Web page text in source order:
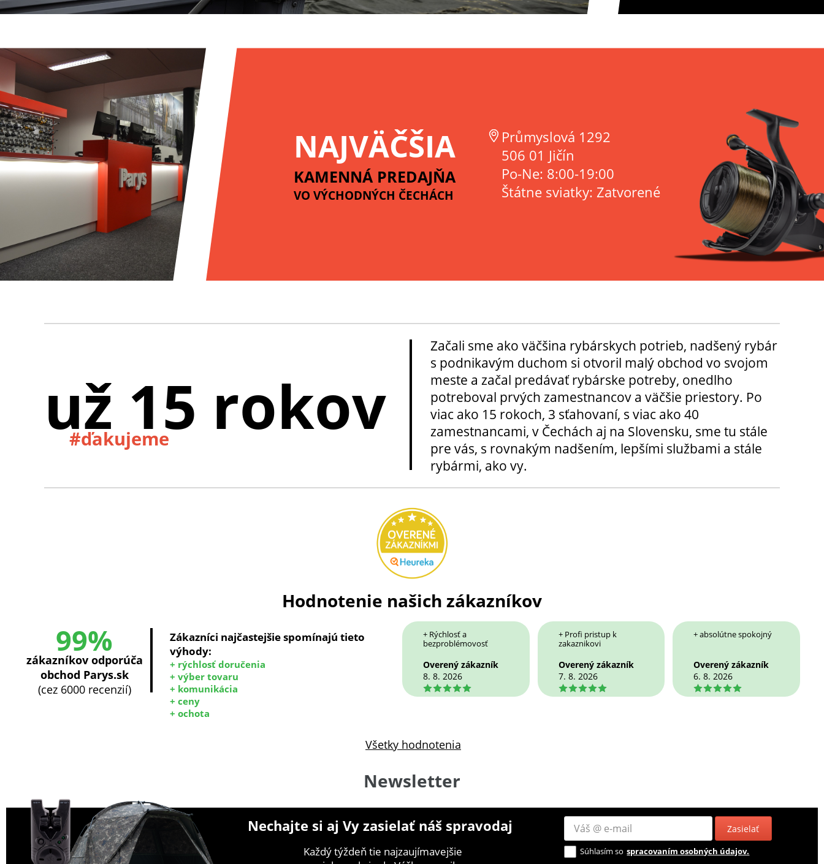
NAJVÄČŠIA
KAMENNÁ PREDAJŇA
VO VÝCHODNÝCH ČECHÁCH
Průmyslová 1292
506 01 Jičín
Po-Ne: 8:00-19:00
Štátne sviatky: Zatvorené
už 15 rokov
#ďakujeme
Začali sme ako väčšina rybárskych potrieb, nadšený rybár
s podnikavým duchom si otvoril malý obchod vo svojom
meste a začal predávať rybárske potreby, onedlho
potreboval prvých zamestnancov a väčšie priestory. Po
viac ako 15 rokoch, 3 sťahovaní, s viac ako 40
zamestnancami, v Čechách aj na Slovensku, sme tu stále
pre vás, s rovnakým nadšením, lepšími službami a stále
rybármi, ako vy.
Hodnotenie našich zákazníkov
99%
zákazníkov odporúča
obchod Parys.sk
(cez 6000 recenzií)
Zákazníci najčastejšie spomínajú tieto
výhody:
+ rýchlosť doručenia
+ výber tovaru
+ komunikácia
+ ceny
+ ochota
+ Rýchlosť a
bezproblémovosť
Overený zákazník
8. 8. 2026
5
+ Profi pristup k
zakaznikovi
Overený zákazník
7. 8. 2026
5
+ absolútne spokojný
Overený zákazník
6. 8. 2026
5
Všetky hodnotenia
Newsletter
Nechajte si aj Vy zasielať náš spravodaj Zasielať
Každý týždeň tie najzaujímavejšie
Súhlasím so spracovaním osobných údajov.